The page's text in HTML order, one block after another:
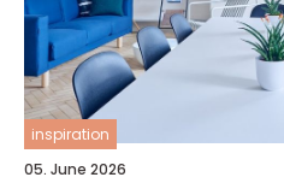
inspiration
05. June 2026